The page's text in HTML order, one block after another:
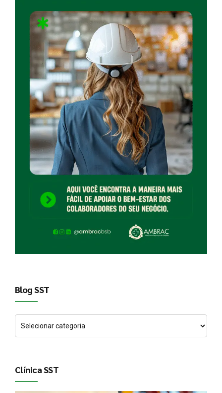
Blog SST
Clínica SST